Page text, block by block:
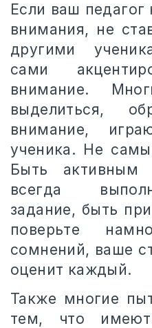
Если ваш педагог
внимания, не
другими
сами
внимание.
выделиться,
внимание,
ученика. Не
Быть
всегда
задание, быть
поверьте
сомнений, ваше
оценит каждый.
Также многие
тем, что